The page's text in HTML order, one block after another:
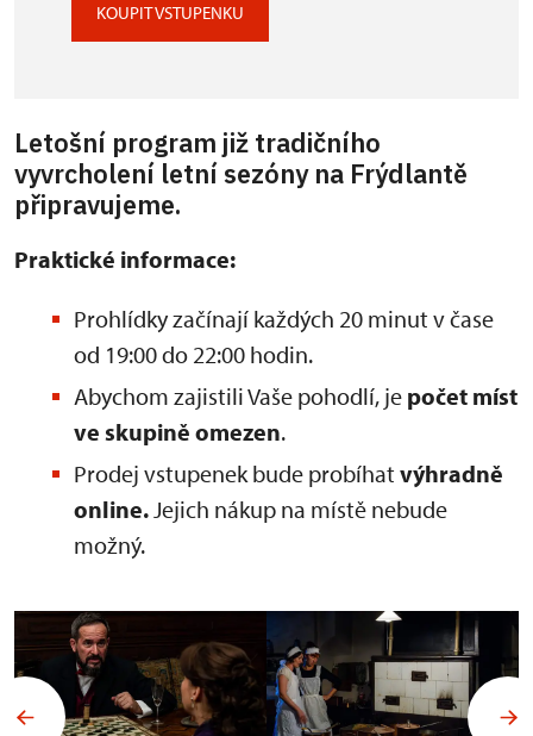
KOUPIT VSTUPENKU
Letošní program již tradičního
vyvrcholení letní sezóny na Frýdlantě
připravujeme.
Praktické informace:
Prohlídky začínají každých 20 minut v čase
od 19:00 do 22:00 hodin.
Abychom zajistili Vaše pohodlí, je počet míst
ve skupině omezen.
Prodej vstupenek bude probíhat výhradně
online.Jejich nákup na místě nebude
možný.